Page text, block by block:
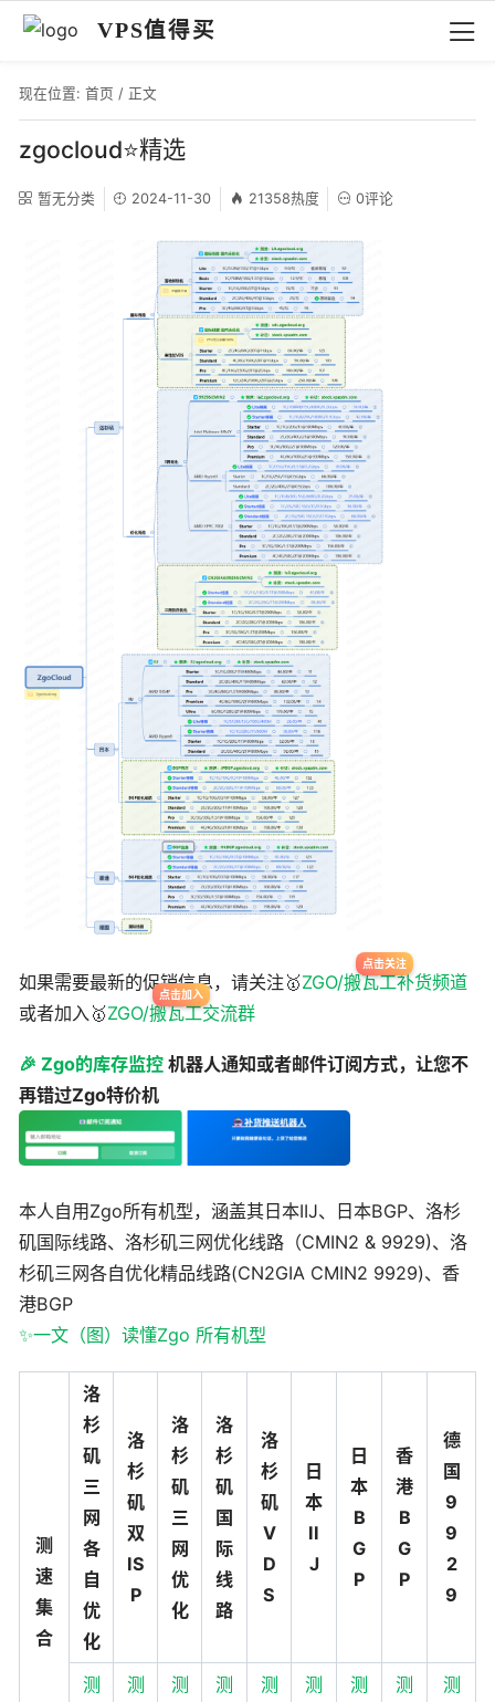
VPS值得买
现在位置: 首页 / 正文
zgocloud⭐精选
暂无分类 2024-11-30 21358热度 0评论
如果需要最新的促销信息，请关注🥇ZGO/搬瓦工补货频道
或者加入🥇ZGO/搬瓦工交流群
🎉 Zgo的库存监控 机器人通知或者邮件订阅方式，让您不
再错过Zgo特价机
本人自用Zgo所有机型，涵盖其日本IIJ、日本BGP、洛杉
矶国际线路、洛杉矶三网优化线路（CMIN2 & 9929)、洛
杉矶三网各自优化精品线路(CN2GIA CMIN2 9929)、香
港BGP
✨一文（图）读懂Zgo 所有机型
测
速
集
合
洛
杉
矶
三
网
各
自
优
化
洛
杉
矶
双
IS
P
洛
杉
矶
三
网
优
化
洛
杉
矶
国
际
线
路
洛
杉
矶
V
D
S
日
本
II
J
日
本
B
G
P
香
港
B
G
P
德
国
9
9
2
9
测
测
测
测
测
测
测
测
测